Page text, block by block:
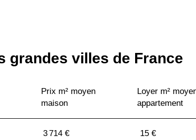
grandes villes de France
Prix m² moyen
maison
Loyer m²
appartement
3 714 € 15 €